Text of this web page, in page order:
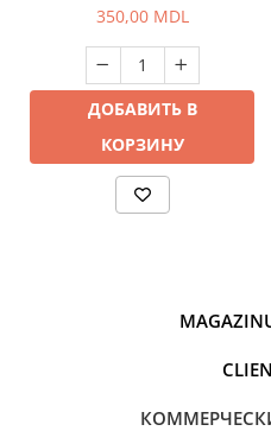
350,00 MDL
ДОБАВИТЬ В
КОРЗИНУ